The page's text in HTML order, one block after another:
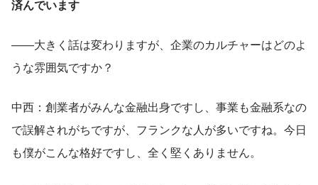
済んでいます
――大きく話は変わりますが、企業のカルチャーはどのよ
うな雰囲気ですか？
中西：創業者がみんな金融出身ですし、事業も金融系なの
で誤解されがちですが、フランクな人が多いですね。今日
も僕がこんな格好ですし、全く堅くありません。